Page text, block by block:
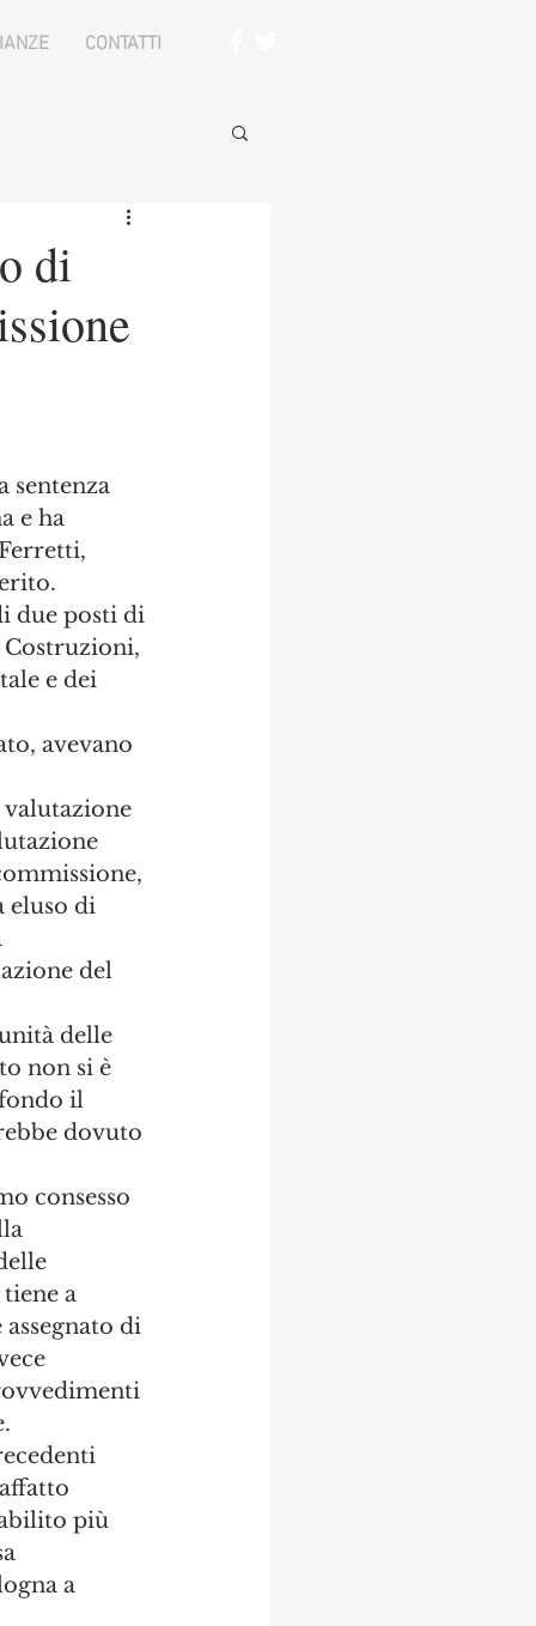
CONTATTI
di
sentenza
e ha
due posti di
Costruzioni,
e dei
avevano
eluso di
del
delle
non si è
il
dovuto
consesso
a
di
più
a